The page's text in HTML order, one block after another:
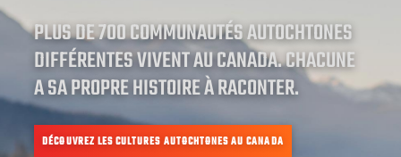
PLUS DE 700 COMMUNAUTÉS AUTOCHTONES
DIFFÉRENTES VIVENT AU CANADA. CHACUNE
A SA PROPRE HISTOIRE À RACONTER.
DÉCOUVREZ LES CULTURES AUTOCHTONES AU CANADA